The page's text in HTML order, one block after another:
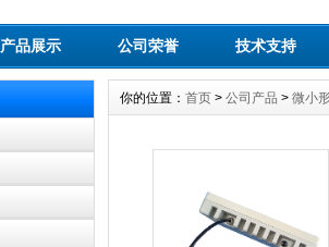
产品展示 公司荣誉 技术支持
你的位置： 首页 > 公司产品 > 微小